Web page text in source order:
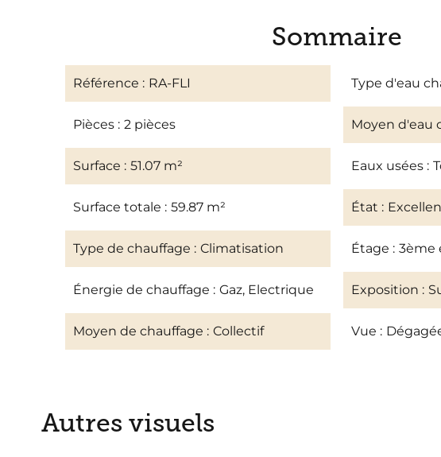
Sommaire
Référence RA-FLI
Pièces 2 pièces
Surface 51.07 m²
Surface totale 59.87 m²
Type de chauffage Climatisation
Énergie de chauffage Gaz, Electrique
Moyen de chauffage Collectif
Type d'eau
Moyen d'eau
Eaux usées
État
Étage 3ème
Exposition
Vue
Autres visuels